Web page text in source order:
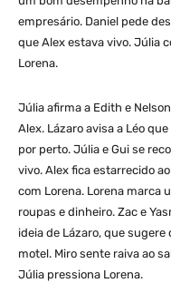
empresário. Daniel pede
que Alex estava vivo. Júlia
Lorena.
Júlia afirma a Edith e
Alex. Lázaro avisa a Léo
por perto. Júlia e Gui se
vivo. Alex fica estarrecido
com Lorena. Lorena marca
roupas e dinheiro. Zac e
ideia de Lázaro, que
motel. Miro sente raiva ao
Júlia pressiona Lorena.